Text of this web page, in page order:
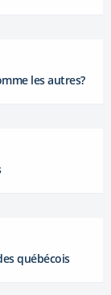
les autres?
québécois